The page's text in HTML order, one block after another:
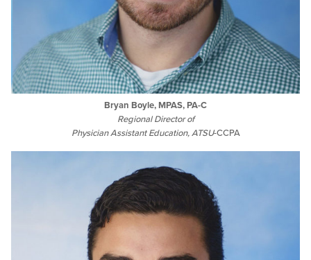
Bryan Boyle, MPAS, PA-C
Regional Director of
Physician Assistant Education,ATSU